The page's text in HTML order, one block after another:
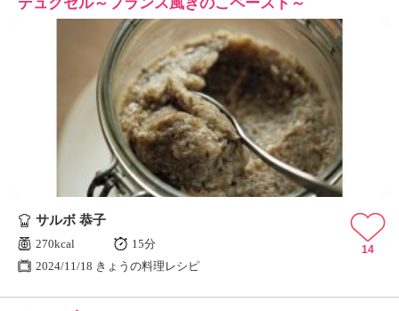
サルボ 恭子
270kcal
15分
2024/11/18 きょうの料理レシピ
14